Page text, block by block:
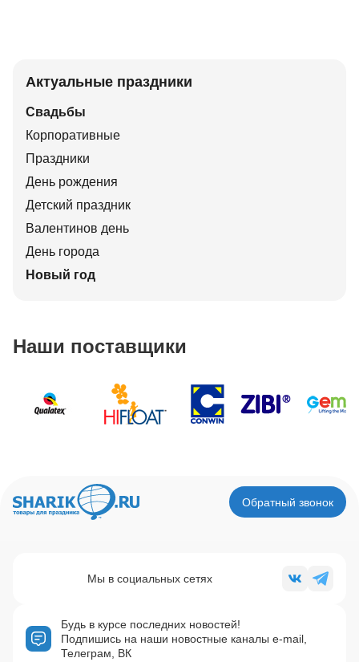
Актуальные праздники
Свадьбы
Корпоративные
Праздники
День рождения
Детский праздник
Валентинов день
День города
Новый год
Наши поставщики
Обратный звонок
Будь в курсе последних новостей!
Подпишись на наши новостные каналы e-mail,
Телеграм, ВК
Мы в социальных сетях